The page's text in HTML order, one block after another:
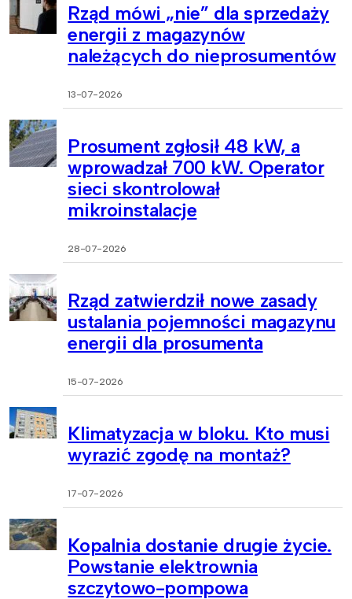
Rząd mówi „nie” dla sprzedaży
energii z magazynów
należących do nieprosumentów
13-07-2026
Prosument zgłosił 48 kW, a
wprowadzał 700 kW. Operator
sieci skontrolował
mikroinstalacje
28-07-2026
Rząd zatwierdził nowe zasady
ustalania pojemności magazynu
energii dla prosumenta
15-07-2026
Klimatyzacja w bloku. Kto musi
wyrazić zgodę na montaż?
17-07-2026
Kopalnia dostanie drugie życie.
Powstanie elektrownia
szczytowo-pompowa